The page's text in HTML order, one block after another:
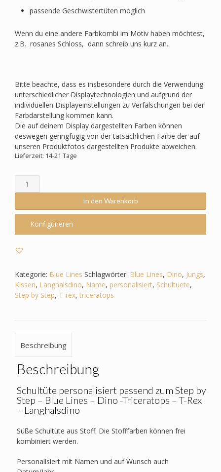
passende Geschwistertüten möglich
Wenn du eine andere Farbkombi im Motiv haben möchtest,
z.B. rosanes Schloss, dann schreib uns kurz an.
Bitte beachte, dass es insbesondere durch die Verwendung
unterschiedlicher Displaytechnologien und aufgrund der
individuellen Displayeinstellungen zu Verfälschungen bei der
Farbdarstellung kommen kann.
Die auf deinem Display dargestellten Farben können
deswegen geringfügig von der tatsächlichen Farbe der auf
unseren Produktfotos dargestellten Produkte abweichen.
Lieferzeit: 14-21 Tage
Schultüte
passend
Step
Step
Blue
-
Dino
-
Menge
In den Warenkorb
Konfigurieren
Kategorie: Blue Lines Schlagwörter: Blue Lines, Dino, Jungs,
Kissen, Langhalsdino, Name, personalisiert, Schultuete,
Step by Step, T-rex, triceratops
Beschreibung
Beschreibung
Schultüte personalisiert passend zum Step by
Step – Blue Lines – Dino -Triceratops – T-Rex
– Langhalsdino
Süße Schultüte aus Stoff. Die Stofffarben können frei
kombiniert werden.
Personalisiert mit Namen und auf Wunsch auch